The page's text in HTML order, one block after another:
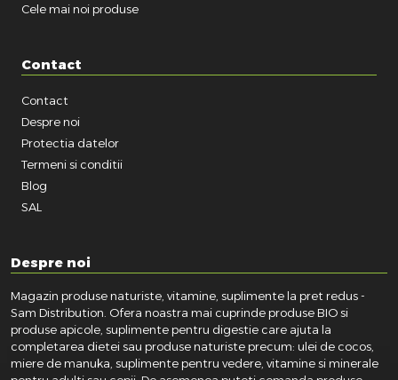
Cele mai noi produse
Contact
Contact
Despre noi
Protectia datelor
Termeni si conditii
Blog
SAL
Despre noi
Magazin produse naturiste, vitamine, suplimente la pret redus -
Sam Distribution. Ofera noastra mai cuprinde produse BIO si
produse apicole, suplimente pentru digestie care ajuta la
completarea dietei sau produse naturiste precum: ulei de cocos,
miere de manuka, suplimente pentru vedere, vitamine si minerale